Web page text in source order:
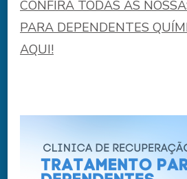
CONFIRA TODAS AS
PARA DEPENDENTES
AQUI!